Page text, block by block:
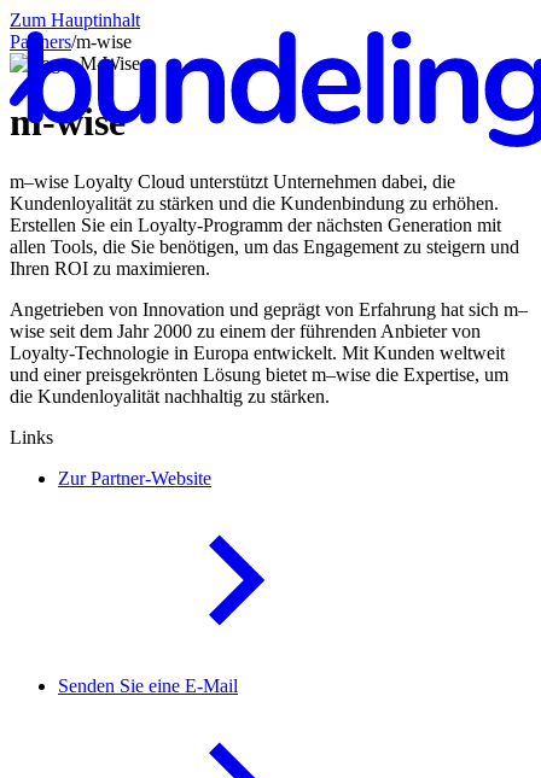
Zum Hauptinhalt
Partners/m-wise
m-wise
m–wise Loyalty Cloud unterstützt Unternehmen dabei, die
Kundenloyalität zu stärken und die Kundenbindung zu erhöhen.
Erstellen Sie ein Loyalty-Programm der nächsten Generation mit
allen Tools, die Sie benötigen, um das Engagement zu steigern und
Ihren ROI zu maximieren.
Angetrieben von Innovation und geprägt von Erfahrung hat sich m–
wise seit dem Jahr 2000 zu einem der führenden Anbieter von
Loyalty-Technologie in Europa entwickelt. Mit Kunden weltweit
und einer preisgekrönten Lösung bietet m–wise die Expertise, um
die Kundenloyalität nachhaltig zu stärken.
Links
Zur Partner-Website
Senden Sie eine E-Mail